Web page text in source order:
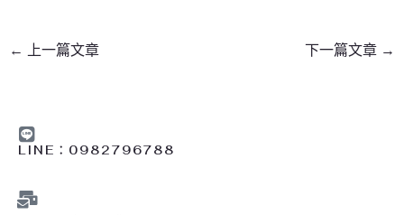
← 上一篇文章 下一篇文章 →
LINE︰0982796788